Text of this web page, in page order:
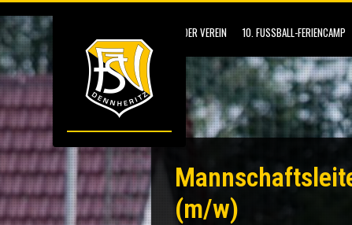
DER VEREIN 10. FUSSBALL-FERIENCAMP
(m/w)